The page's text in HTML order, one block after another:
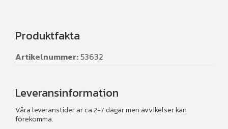
Produktfakta
Artikelnummer: 53632
Leveransinformation
Våra leveranstider är ca 2-7 dagar men avvikelser kan
förekomma.